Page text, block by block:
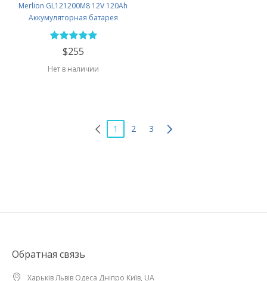
Merlion GL121200M8 12V 120Ah
Аккумуляторная батарея
$255
Нет в наличии
1 2 3
Обратная связь
Харьків Львів Одеса Дніпро Київ, UA